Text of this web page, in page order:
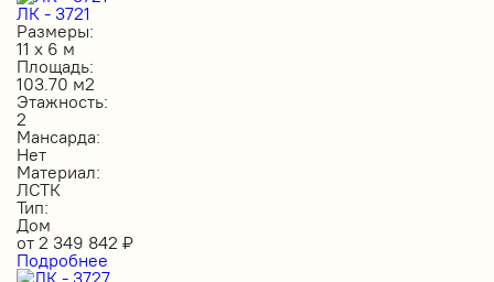
ЛК - 3721
Размеры:
11 х 6 м
Площадь:
103.70 м2
Этажность:
2
Мансарда:
Нет
Материал:
ЛСТК
Тип:
Дом
от 2 349 842 ₽
Подробнее